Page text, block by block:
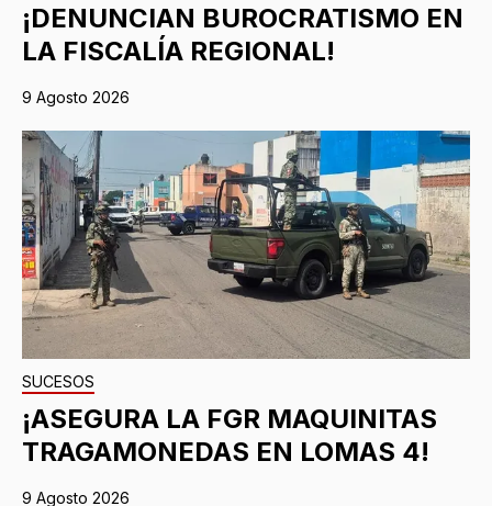
¡DENUNCIAN BUROCRATISMO EN
LA FISCALÍA REGIONAL!
9 Agosto 2026
SUCESOS
¡ASEGURA LA FGR MAQUINITAS
TRAGAMONEDAS EN LOMAS 4!
9 Agosto 2026